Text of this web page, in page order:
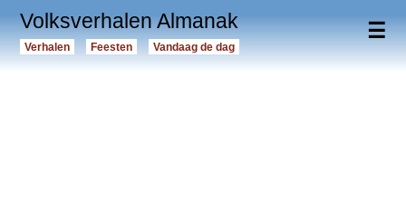
☰
Volksverhalen Almanak
Verhalen Feesten Vandaag de dag